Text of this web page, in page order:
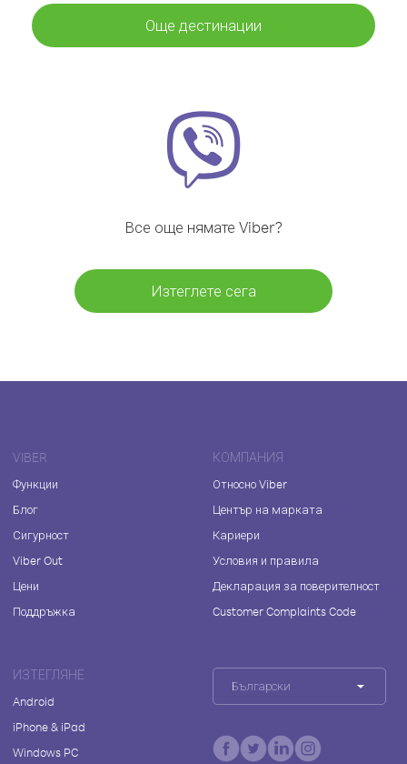
Още дестинации
Все още нямате Viber?
Изтеглете сега
VIBER
Функции
Блог
Сигурност
Viber Out
Цени
Поддръжка
КОМПАНИЯ
Относно Viber
Център на марката
Кариери
Условия и правила
Декларация за поверителност
Customer Complaints Code
ИЗТЕГЛЯНЕ
Android
iPhone & iPad
Windows PC
Български